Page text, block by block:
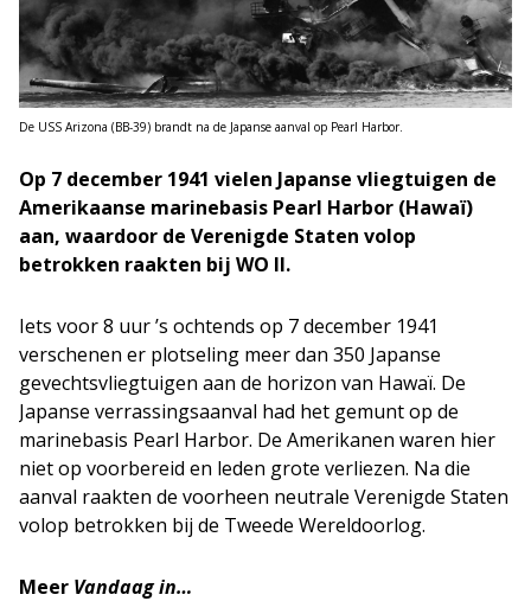
De USS Arizona (BB-39) brandt na de Japanse aanval op Pearl Harbor.
Op 7 december 1941 vielen Japanse vliegtuigen de
Amerikaanse marinebasis Pearl Harbor (Hawaï)
aan, waardoor de Verenigde Staten volop
betrokken raakten bij WO II.
Iets voor 8 uur ’s ochtends op 7 december 1941
verschenen er plotseling meer dan 350 Japanse
gevechtsvliegtuigen aan de horizon van Hawaï. De
Japanse verrassingsaanval had het gemunt op de
marinebasis Pearl Harbor. De Amerikanen waren hier
niet op voorbereid en leden grote verliezen. Na die
aanval raakten de voorheen neutrale Verenigde Staten
volop betrokken bij de Tweede Wereldoorlog.
Meer Vandaag in…